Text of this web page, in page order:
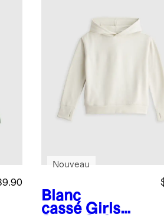
Blanc
cassé Girls
Nouveau